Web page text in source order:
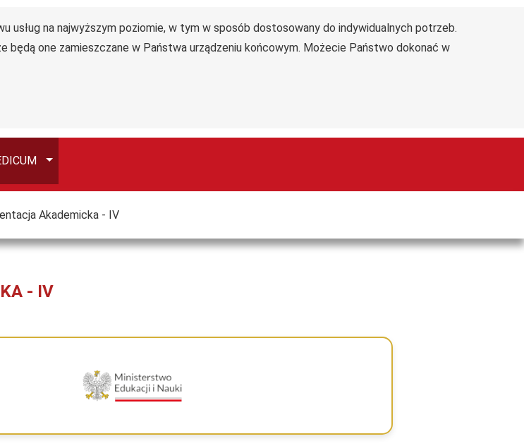
usług na najwyższym poziomie, w tym w sposób dostosowany do indywidualnych potrzeb.
one zamieszczane w Państwa urządzeniu końcowym. Możecie Państwo dokonać w
Przełącz
Akademicka - IV
- IV